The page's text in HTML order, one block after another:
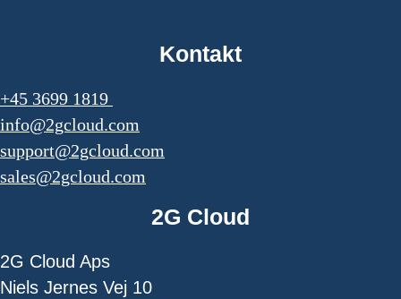
Kontakt
+45 3699 1819
info@2gcloud.com
support@2gcloud.com
sales@2gcloud.com
2G Cloud
2G Cloud Aps
Niels Jernes Vej 10